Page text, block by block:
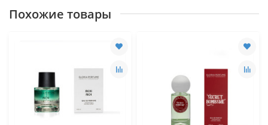
Похожие товары